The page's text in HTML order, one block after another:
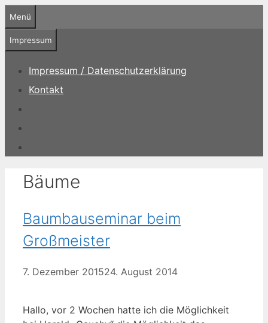
Zum
Inhalt
springen
Menü
Impressum
Impressum / Datenschutzerklärung
Kontakt
Bäume
Baumbauseminar beim
Großmeister
7. Dezember 201524. August 2014
Hallo, vor 2 Wochen hatte ich die Möglichkeit